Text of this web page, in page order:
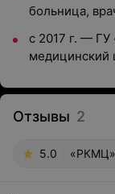
больница,
с 2017 г. — ГУ
медицинский
Отзывы 2
5.0